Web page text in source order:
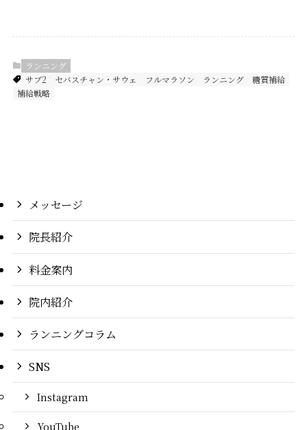
ランニング
サブ2
セバスチャン・サウェ フルマラソン ランニング
糖質補給
補給戦略
メッセージ
院長紹介
料金案内
院内紹介
ランニングコラム
SNS
Instagram
YouTube